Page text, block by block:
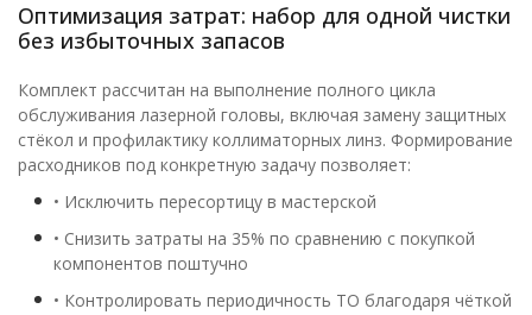
Оптимизация затрат: набор для одной чистки
без избыточных запасов
Комплект рассчитан на выполнение полного цикла
обслуживания лазерной головы, включая замену защитных
стёкол и профилактику коллиматорных линз. Формирование
расходников под конкретную задачу позволяет:
• Исключить пересортицу в мастерской
• Снизить затраты на 35% по сравнению с покупкой
компонентов поштучно
• Контролировать периодичность ТО благодаря чёткой